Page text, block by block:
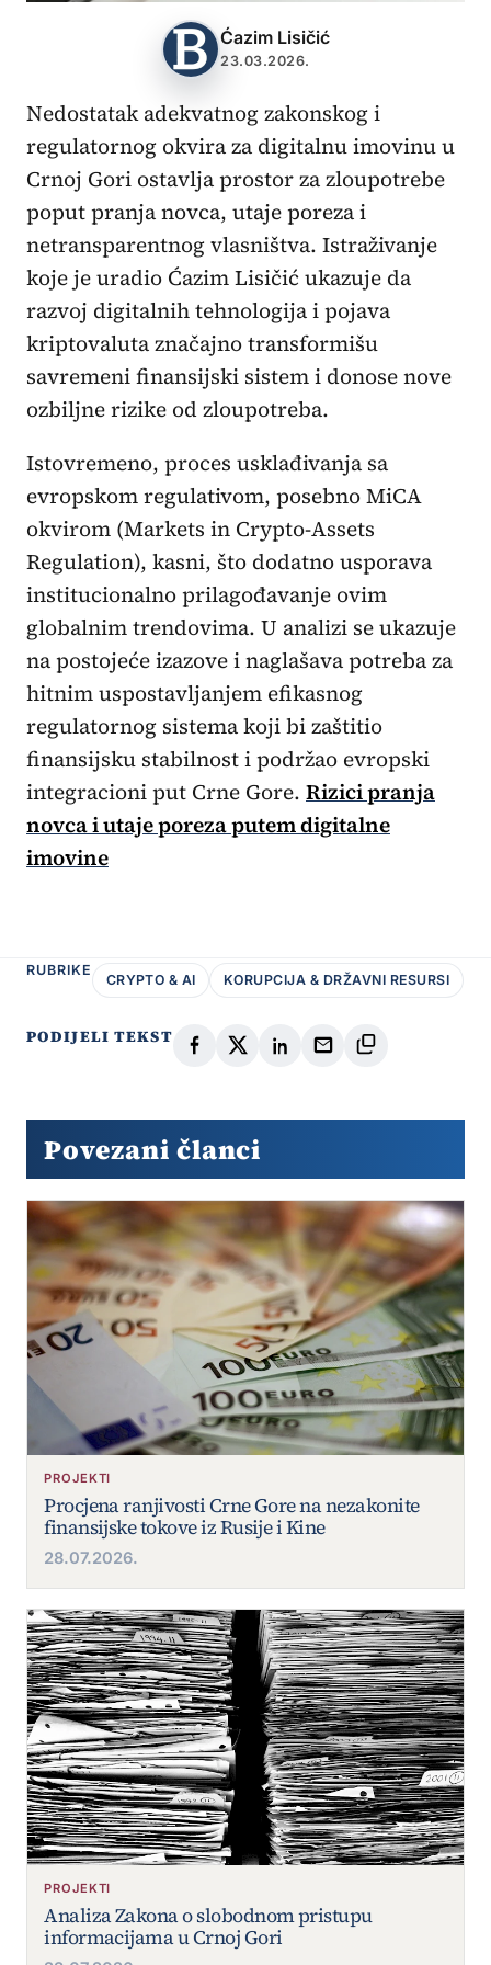
Ćazim Lisičić
23.03.2026.
Nedostatak adekvatnog zakonskog i
regulatornog okvira za digitalnu imovinu u
Crnoj Gori ostavlja prostor za zloupotrebe
poput pranja novca, utaje poreza i
netransparentnog vlasništva. Istraživanje
koje je uradio Ćazim Lisičić ukazuje da
razvoj digitalnih tehnologija i pojava
kriptovaluta značajno transformišu
savremeni finansijski sistem i donose nove
ozbiljne rizike od zloupotreba.
Istovremeno, proces usklađivanja sa
evropskom regulativom, posebno MiCA
okvirom (Markets in Crypto-Assets
Regulation), kasni, što dodatno usporava
institucionalno prilagođavanje ovim
globalnim trendovima. U analizi se ukazuje
na postojeće izazove i naglašava potreba za
hitnim uspostavljanjem efikasnog
regulatornog sistema koji bi zaštitio
finansijsku stabilnost i podržao evropski
integracioni put Crne Gore. Rizici pranja
novca i utaje poreza putem digitalne
imovine
RUBRIKE
CRYPTO & AI KORUPCIJA & DRŽAVNI RESURSI
PODIJELI TEKST
Povezani članci
PROJEKTI
Procjena ranjivosti Crne Gore na nezakonite
finansijske tokove iz Rusije i Kine
28.07.2026.
PROJEKTI
Analiza Zakona o slobodnom pristupu
informacijama u Crnoj Gori